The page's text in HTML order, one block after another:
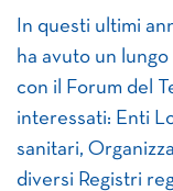
In questi ultimi
ha avuto un
con il Forum del
interessati: Enti
sanitari,
diversi Registri